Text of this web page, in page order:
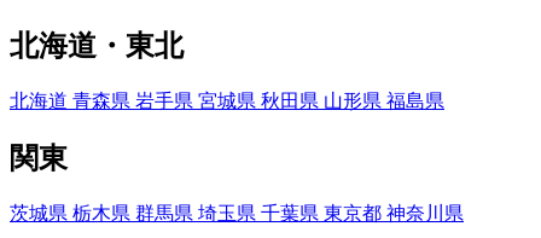
北海道・東北
北海道 青森県 岩手県 宮城県 秋田県 山形県 福島県
関東
茨城県 栃木県 群馬県 埼玉県 千葉県 東京都 神奈川県